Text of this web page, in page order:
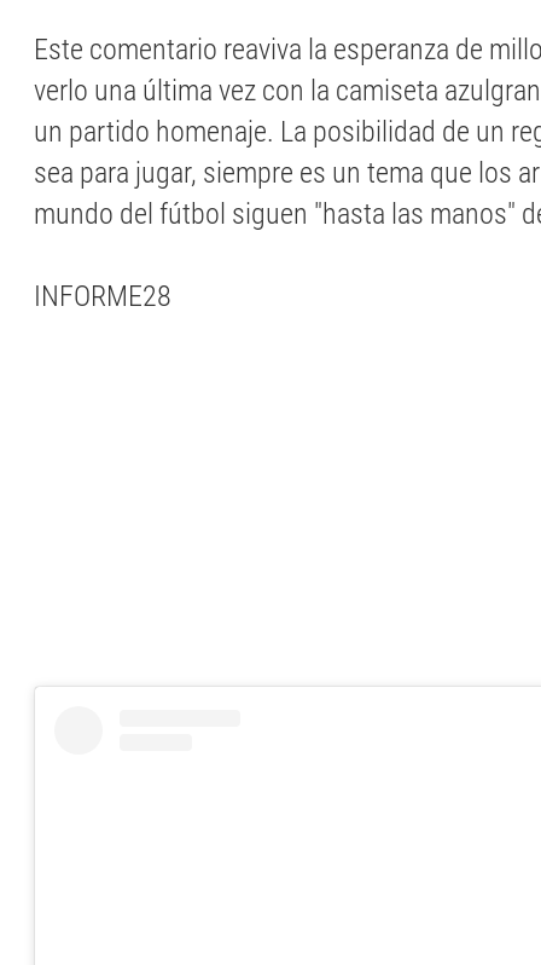
Este comentario reaviva la esperanza de
verlo una última vez con la camiseta
un partido homenaje. La posibilidad de un
sea para jugar, siempre es un tema que los
mundo del fútbol siguen "hasta las manos"
INFORME28